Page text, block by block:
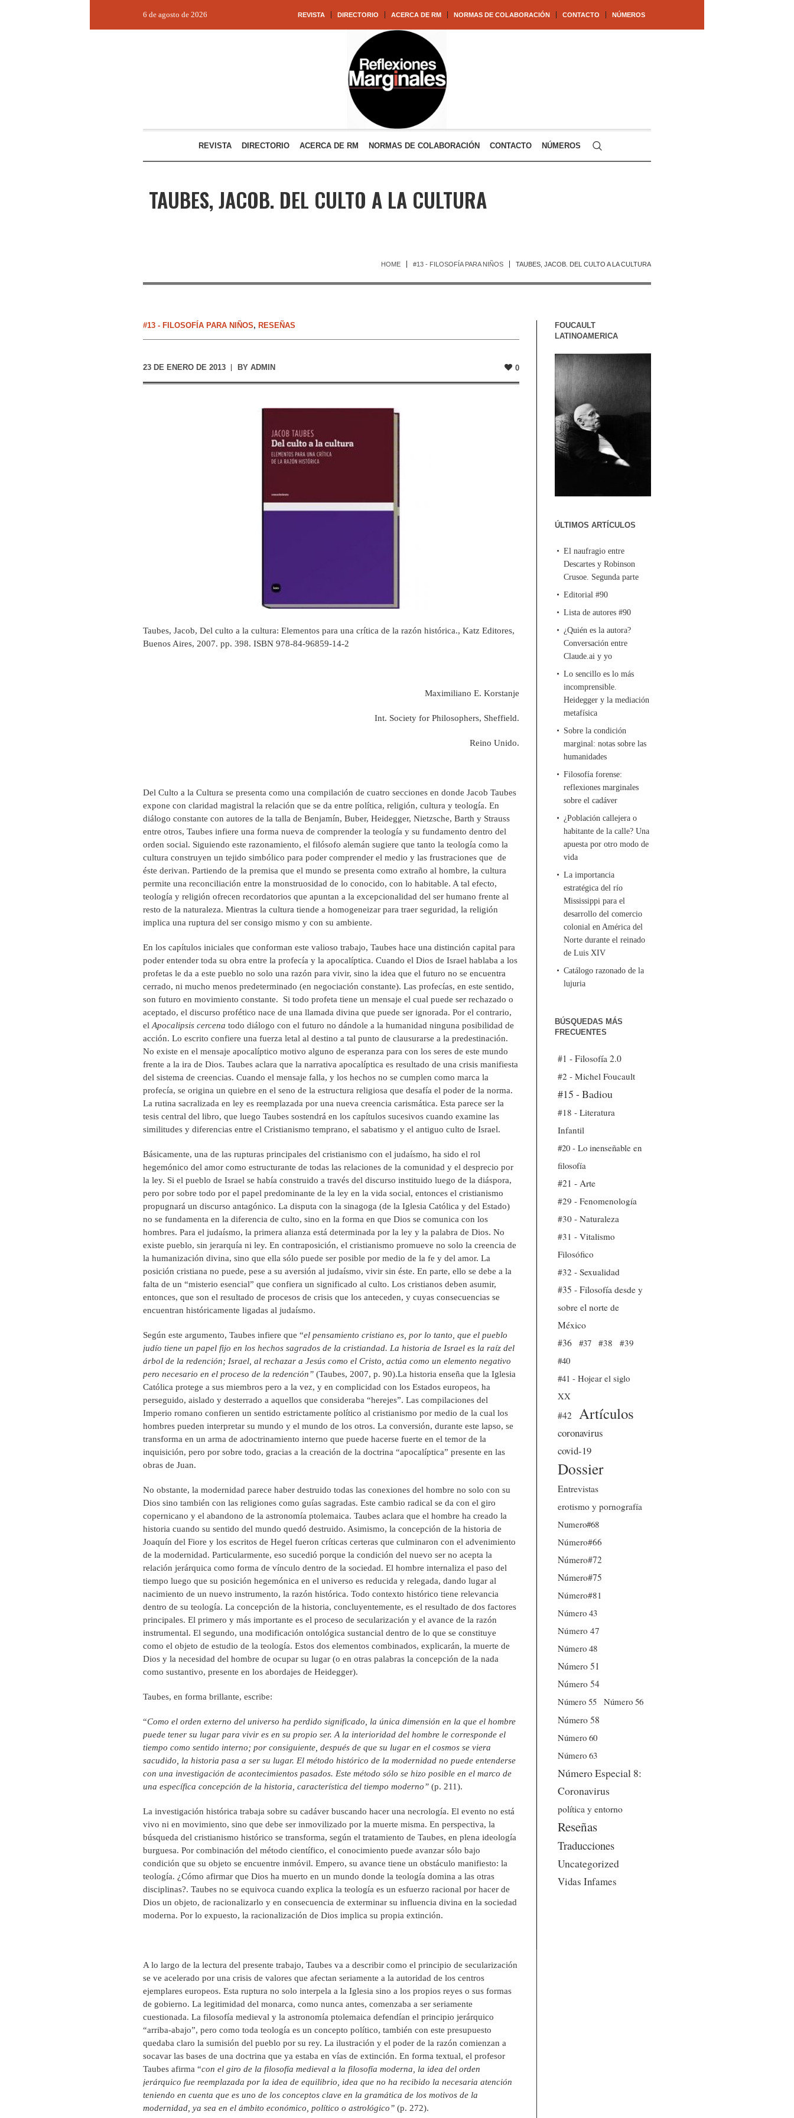
REVISTA DIRECTORIO ACERCA DE RM NORMAS DE COLABORACIÓN CONTACTO NÚMEROS
6 de agosto de 2026
REVISTA DIRECTORIO ACERCA DE RM NORMAS DE COLABORACIÓN CONTACTO NÚMEROS
TAUBES, JACOB. DEL CULTO A LA CULTURA
HOME #13 - FILOSOFÍA PARA NIÑOS TAUBES, JACOB. DEL CULTO A LA CULTURA
#13 - FILOSOFÍA PARA NIÑOS, RESEÑAS
23 DE ENERO DE 2013 BY ADMIN 0
Taubes, Jacob, Del culto a la cultura: Elementos para una crítica de la razón histórica., Katz Editores,
Buenos Aires, 2007. pp. 398. ISBN 978-84-96859-14-2
Maximiliano E. Korstanje
Int. Society for Philosophers, Sheffield.
Reino Unido.
Del Culto a la Cultura se presenta como una compilación de cuatro secciones en donde Jacob Taubes
expone con claridad magistral la relación que se da entre política, religión, cultura y teología. En
diálogo constante con autores de la talla de Benjamín, Buber, Heidegger, Nietzsche, Barth y Strauss
entre otros, Taubes infiere una forma nueva de comprender la teología y su fundamento dentro del
orden social. Siguiendo este razonamiento, el filósofo alemán sugiere que tanto la teología como la
cultura construyen un tejido simbólico para poder comprender el medio y las frustraciones que de
éste derivan. Partiendo de la premisa que el mundo se presenta como extraño al hombre, la cultura
permite una reconciliación entre la monstruosidad de lo conocido, con lo habitable. A tal efecto,
teología y religión ofrecen recordatorios que apuntan a la excepcionalidad del ser humano frente al
resto de la naturaleza. Mientras la cultura tiende a homogeneizar para traer seguridad, la religión
implica una ruptura del ser consigo mismo y con su ambiente.
En los capítulos iniciales que conforman este valioso trabajo, Taubes hace una distinción capital para
poder entender toda su obra entre la profecía y la apocalíptica. Cuando el Dios de Israel hablaba a los
profetas le da a este pueblo no solo una razón para vivir, sino la idea que el futuro no se encuentra
cerrado, ni mucho menos predeterminado (en negociación constante). Las profecías, en este sentido,
son futuro en movimiento constante. Si todo profeta tiene un mensaje el cual puede ser rechazado o
aceptado, el discurso profético nace de una llamada divina que puede ser ignorada. Por el contrario,
el Apocalipsis cercena todo diálogo con el futuro no dándole a la humanidad ninguna posibilidad de
acción. Lo escrito confiere una fuerza letal al destino a tal punto de clausurarse a la predestinación.
No existe en el mensaje apocalíptico motivo alguno de esperanza para con los seres de este mundo
frente a la ira de Dios. Taubes aclara que la narrativa apocalíptica es resultado de una crisis manifiesta
del sistema de creencias. Cuando el mensaje falla, y los hechos no se cumplen como marca la
profecía, se origina un quiebre en el seno de la estructura religiosa que desafía el poder de la norma.
La rutina sacralizada en ley es reemplazada por una nueva creencia carismática. Esta parece ser la
tesis central del libro, que luego Taubes sostendrá en los capítulos sucesivos cuando examine las
similitudes y diferencias entre el Cristianismo temprano, el sabatismo y el antiguo culto de Israel.
Básicamente, una de las rupturas principales del cristianismo con el judaísmo, ha sido el rol
hegemónico del amor como estructurante de todas las relaciones de la comunidad y el desprecio por
la ley. Si el pueblo de Israel se había construido a través del discurso instituido luego de la diáspora,
pero por sobre todo por el papel predominante de la ley en la vida social, entonces el cristianismo
propugnará un discurso antagónico. La disputa con la sinagoga (de la Iglesia Católica y del Estado)
no se fundamenta en la diferencia de culto, sino en la forma en que Dios se comunica con los
hombres. Para el judaísmo, la primera alianza está determinada por la ley y la palabra de Dios. No
existe pueblo, sin jerarquía ni ley. En contraposición, el cristianismo promueve no solo la creencia de
la humanización divina, sino que ella sólo puede ser posible por medio de la fe y del amor. La
posición cristiana no puede, pese a su aversión al judaísmo, vivir sin éste. En parte, ello se debe a la
falta de un “misterio esencial” que confiera un significado al culto. Los cristianos deben asumir,
entonces, que son el resultado de procesos de crisis que los anteceden, y cuyas consecuencias se
encuentran históricamente ligadas al judaísmo.
Según este argumento, Taubes infiere que “el pensamiento cristiano es, por lo tanto, que el pueblo
judío tiene un papel fijo en los hechos sagrados de la cristiandad. La historia de Israel es la raíz del
árbol de la redención; Israel, al rechazar a Jesús como el Cristo, actúa como un elemento negativo
pero necesario en el proceso de la redención” (Taubes, 2007, p. 90).La historia enseña que la Iglesia
Católica protege a sus miembros pero a la vez, y en complicidad con los Estados europeos, ha
perseguido, aislado y desterrado a aquellos que consideraba “herejes”. Las compilaciones del
Imperio romano confieren un sentido estrictamente político al cristianismo por medio de la cual los
hombres pueden interpretar su mundo y el mundo de los otros. La conversión, durante este lapso, se
transforma en un arma de adoctrinamiento interno que puede hacerse fuerte en el temor de la
inquisición, pero por sobre todo, gracias a la creación de la doctrina “apocalíptica” presente en las
obras de Juan.
No obstante, la modernidad parece haber destruido todas las conexiones del hombre no solo con su
Dios sino también con las religiones como guías sagradas. Este cambio radical se da con el giro
copernicano y el abandono de la astronomía ptolemaica. Taubes aclara que el hombre ha creado la
historia cuando su sentido del mundo quedó destruido. Asimismo, la concepción de la historia de
Joaquín del Fiore y los escritos de Hegel fueron críticas certeras que culminaron con el advenimiento
de la modernidad. Particularmente, eso sucedió porque la condición del nuevo ser no acepta la
relación jerárquica como forma de vínculo dentro de la sociedad. El hombre internaliza el paso del
tiempo luego que su posición hegemónica en el universo es reducida y relegada, dando lugar al
nacimiento de un nuevo instrumento, la razón histórica. Todo contexto histórico tiene relevancia
dentro de su teología. La concepción de la historia, concluyentemente, es el resultado de dos factores
principales. El primero y más importante es el proceso de secularización y el avance de la razón
instrumental. El segundo, una modificación ontológica sustancial dentro de lo que se constituye
como el objeto de estudio de la teología. Estos dos elementos combinados, explicarán, la muerte de
Dios y la necesidad del hombre de ocupar su lugar (o en otras palabras la concepción de la nada
como sustantivo, presente en los abordajes de Heidegger).
Taubes, en forma brillante, escribe:
“Como el orden externo del universo ha perdido significado, la única dimensión en la que el hombre
puede tener su lugar para vivir es en su propio ser. A la interioridad del hombre le corresponde el
tiempo como sentido interno; por consiguiente, después de que su lugar en el cosmos se viera
sacudido, la historia pasa a ser su lugar. El método histórico de la modernidad no puede entenderse
con una investigación de acontecimientos pasados. Este método sólo se hizo posible en el marco de
una específica concepción de la historia, característica del tiempo moderno” (p. 211).
La investigación histórica trabaja sobre su cadáver buscando hacer una necrología. El evento no está
vivo ni en movimiento, sino que debe ser inmovilizado por la muerte misma. En perspectiva, la
búsqueda del cristianismo histórico se transforma, según el tratamiento de Taubes, en plena ideología
burguesa. Por combinación del método científico, el conocimiento puede avanzar sólo bajo
condición que su objeto se encuentre inmóvil. Empero, su avance tiene un obstáculo manifiesto: la
teología. ¿Cómo afirmar que Dios ha muerto en un mundo donde la teología domina a las otras
disciplinas?. Taubes no se equivoca cuando explica la teología es un esfuerzo racional por hacer de
Dios un objeto, de racionalizarlo y en consecuencia de exterminar su influencia divina en la sociedad
moderna. Por lo expuesto, la racionalización de Dios implica su propia extinción.
A lo largo de la lectura del presente trabajo, Taubes va a describir como el principio de secularización
se ve acelerado por una crisis de valores que afectan seriamente a la autoridad de los centros
ejemplares europeos. Esta ruptura no solo interpela a la Iglesia sino a los propios reyes o sus formas
de gobierno. La legitimidad del monarca, como nunca antes, comenzaba a ser seriamente
cuestionada. La filosofía medieval y la astronomía ptolemaica defendían el principio jerárquico
“arriba-abajo”, pero como toda teología es un concepto político, también con este presupuesto
quedaba claro la sumisión del pueblo por su rey. La ilustración y el poder de la razón comienzan a
socavar las bases de una doctrina que ya estaba en vías de extinción. En forma textual, el profesor
Taubes afirma “con el giro de la filosofía medieval a la filosofía moderna, la idea del orden
jerárquico fue reemplazada por la idea de equilibrio, idea que no ha recibido la necesaria atención
teniendo en cuenta que es uno de los conceptos clave en la gramática de los motivos de la
modernidad, ya sea en el ámbito económico, político o astrológico” (p. 272).
FOUCAULT
LATINOAMERICA
ÚLTIMOS ARTÍCULOS
El naufragio entre
Descartes y Robinson
Crusoe. Segunda parte
Editorial #90
Lista de autores #90
¿Quién es la autora?
Conversación entre
Claude.ai y yo
Lo sencillo es lo más
incomprensible.
Heidegger y la mediación
metafísica
Sobre la condición
marginal: notas sobre las
humanidades
Filosofía forense:
reflexiones marginales
sobre el cadáver
¿Población callejera o
habitante de la calle? Una
apuesta por otro modo de
vida
La importancia
estratégica del río
Mississippi para el
desarrollo del comercio
colonial en América del
Norte durante el reinado
de Luis XIV
Catálogo razonado de la
lujuria
BÚSQUEDAS MÁS
FRECUENTES
#1 - Filosofía 2.0
#2 - Michel Foucault
#15 - Badiou
#18 - Literatura
Infantil
#20 - Lo inenseñable en
filosofía
#21 - Arte
#29 - Fenomenología
#30 - Naturaleza
#31 - Vitalismo
Filosófico
#32 - Sexualidad
#35 - Filosofía desde y
sobre el norte de
México
#36
#37 #38
#39
#40
#41 - Hojear el siglo
XX
#42
Artículos
coronavirus
covid-19
Dossier
Entrevistas
erotismo y pornografía
Numero#68
Número#66
Número#72
Número#75
Número#81
Número 43
Número 47
Número 48
Número 51
Número 54
Número 55
Número 56
Número 58
Número 60
Número 63
Número Especial 8:
Coronavirus
política y entorno
Reseñas
Traducciones
Uncategorized
Vidas Infames